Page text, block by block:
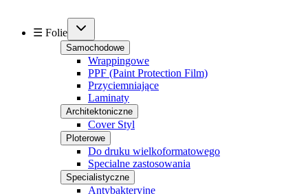
☰ Folie
Samochodowe
Wrappingowe
PPF (Paint Protection Film)
Przyciemniające
Laminaty
Architektoniczne
Cover Styl
Ploterowe
Do druku wielkoformatowego
Specialne zastosowania
Specialistyczne
Antybakteryjne